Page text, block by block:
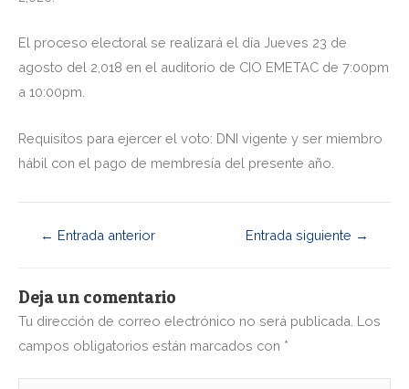
El proceso electoral se realizará el día Jueves 23 de
agosto del 2,018 en el auditorio de CIO EMETAC de 7:00pm
a 10:00pm.
Requisitos para ejercer el voto: DNI vigente y ser miembro
hábil con el pago de membresía del presente año.
← Entrada anterior Entrada siguiente →
Deja un comentario
Tu dirección de correo electrónico no será publicada. Los
campos obligatorios están marcados con *